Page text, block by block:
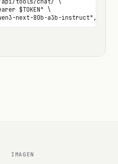
$TOKEN" \
next-80b-a3b-instruct", ...}'
IMAGEN